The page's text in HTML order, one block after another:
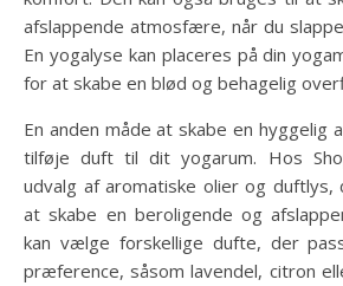
afslappende atmosfære, når du
En yogalyse kan placeres på din
for at skabe en blød og behagelig
En anden måde at skabe en
tilføje duft til dit yogarum. Hos
udvalg af aromatiske olier og
at skabe en beroligende og
kan vælge forskellige dufte, der
præference, såsom lavendel, citron